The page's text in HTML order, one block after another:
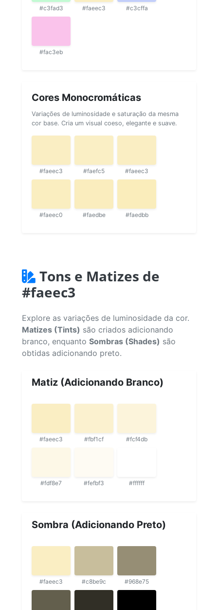
#c3fad3 #faeec3 #c3cffa
#fac3eb
Cores Monocromáticas
Variações de luminosidade e saturação da mesma
cor base. Cria um visual coeso, elegante e suave.
#faeec3 #faefc5 #faeec3
#faeec0 #faedbe #faedbb
Tons e Matizes de
#faeec3
Explore as variações de luminosidade da cor.
Matizes (Tints) são criados adicionando
branco, enquanto Sombras (Shades) são
obtidas adicionando preto.
Matiz (Adicionando Branco)
#faeec3 #fbf1cf #fcf4db
#fdf8e7 #fefbf3 #ffffff
Sombra (Adicionando Preto)
#faeec3 #c8be9c #968e75